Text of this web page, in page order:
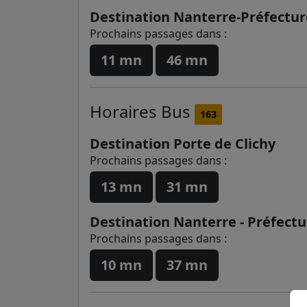
Destination Nanterre-
Prochains passages dans :
11 mn 46 mn
Horaires Bus 163
Destination Porte de Clichy
Prochains passages dans :
13 mn
31 mn
Destination Nanterre -
Prochains passages dans :
10 mn 37 mn